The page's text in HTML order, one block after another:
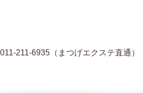
211-6935（まつげエクステ直通）